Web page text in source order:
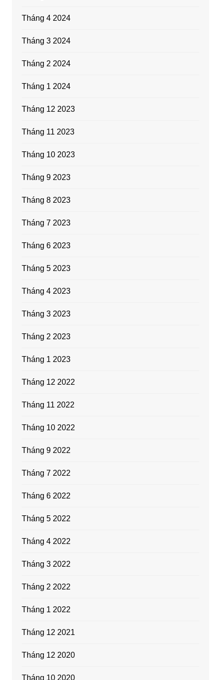
Tháng 4 2024
Tháng 3 2024
Tháng 2 2024
Tháng 1 2024
Tháng 12 2023
Tháng 11 2023
Tháng 10 2023
Tháng 9 2023
Tháng 8 2023
Tháng 7 2023
Tháng 6 2023
Tháng 5 2023
Tháng 4 2023
Tháng 3 2023
Tháng 2 2023
Tháng 1 2023
Tháng 12 2022
Tháng 11 2022
Tháng 10 2022
Tháng 9 2022
Tháng 7 2022
Tháng 6 2022
Tháng 5 2022
Tháng 4 2022
Tháng 3 2022
Tháng 2 2022
Tháng 1 2022
Tháng 12 2021
Tháng 12 2020
Tháng 10 2020